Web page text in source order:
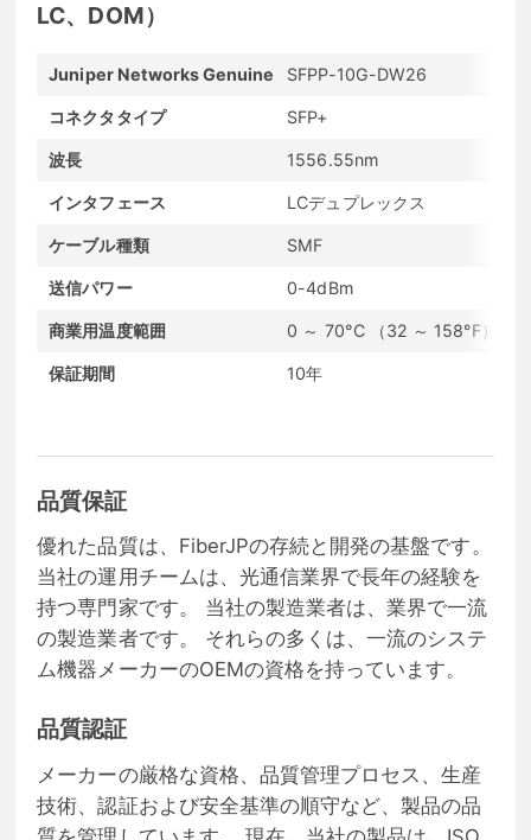
LC、DOM）
Juniper Networks Genuine SFPP-10G-DW26
コネクタタイプ SFP+
波長 1556.55nm
インタフェース LCデュプレックス
ケーブル種類 SMF
送信パワー 0-4dBm
商業用温度範囲 0 ～ 70°C （32 ～ 158°F）
保証期間 10年
品質保証
優れた品質は、FiberJPの存続と開発の基盤です。
当社の運用チームは、光通信業界で長年の経験を
持つ専門家です。 当社の製造業者は、業界で一流
の製造業者です。 それらの多くは、一流のシステ
ム機器メーカーのOEMの資格を持っています。
品質認証
メーカーの厳格な資格、品質管理プロセス、生産
技術、認証および安全基準の順守など、製品の品